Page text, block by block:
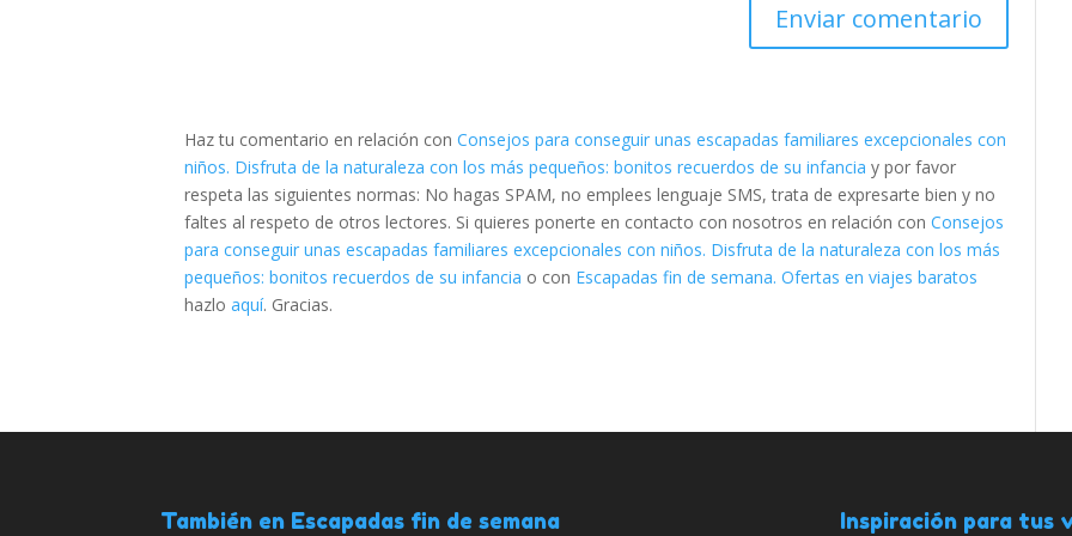
Haz tu comentario en relación conConsejos para conseguir unas escapadas familiares excepcionales con
niños. Disfruta de la naturaleza con los más pequeños: bonitos recuerdos de su infancia y por favor
respeta las siguientes normas: No hagas SPAM, no emplees lenguaje SMS, trata de expresarte bien y no
faltes al respeto de otros lectores. Si quieres ponerte en contacto con nosotros en relación conConsejos
para conseguir unas escapadas familiares excepcionales con niños. Disfruta de la naturaleza con los más
pequeños: bonitos recuerdos de su infancia o con Escapadas fin de semana. Ofertas en viajes baratos
hazloaquí. Gracias.
También en Escapadas fin de semana Inspiración para tus